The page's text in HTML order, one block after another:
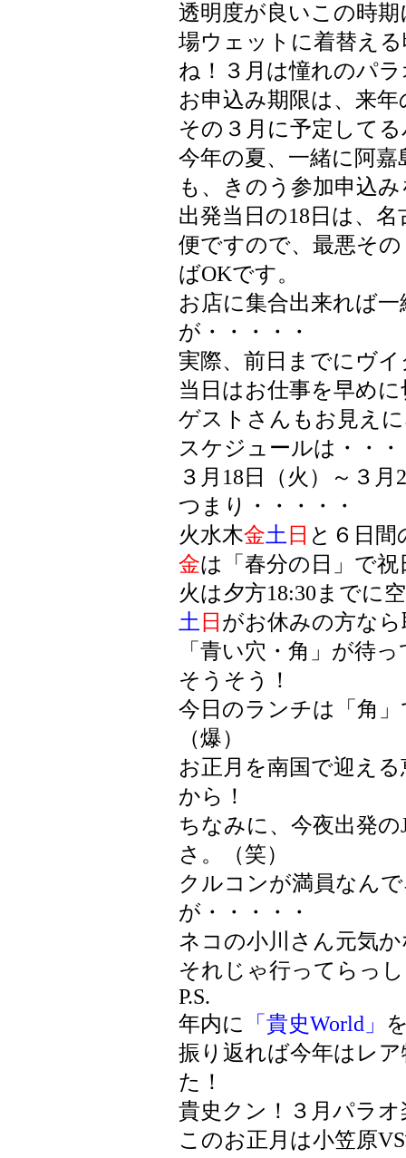
透明度が良いこの時
場ウェットに着替え
ね！３月は憧れのパ
お申込み期限は、来
その３月に予定して
今年の夏、一緒に阿
も、きのう参加申込
出発当日の18日は、
便ですので、最悪そ
ばOKです。
お店に集合出来れば
が・・・・・
実際、前日までにヴ
当日はお仕事を早め
ゲストさんもお見え
スケジュールは・・
３月18日（火）～３月
つまり・・・・・
火水木金土 日 と６日
金は「春分の日」で祝
火は夕方18:30までに
土 日 がお休みの方な
「青い穴・角」が待
そうそう！
今日のランチは「角
（爆）
お正月を南国で迎え
から！
ちなみに、今夜出発
さ。（笑）
クルコンが満員なん
が・・・・・
ネコの小川さん元気
それじゃ行ってらっ
P.S.
年内に
「貴史World」
振り返れば今年はレ
た！
貴史クン！３月パラ
このお正月は小笠原